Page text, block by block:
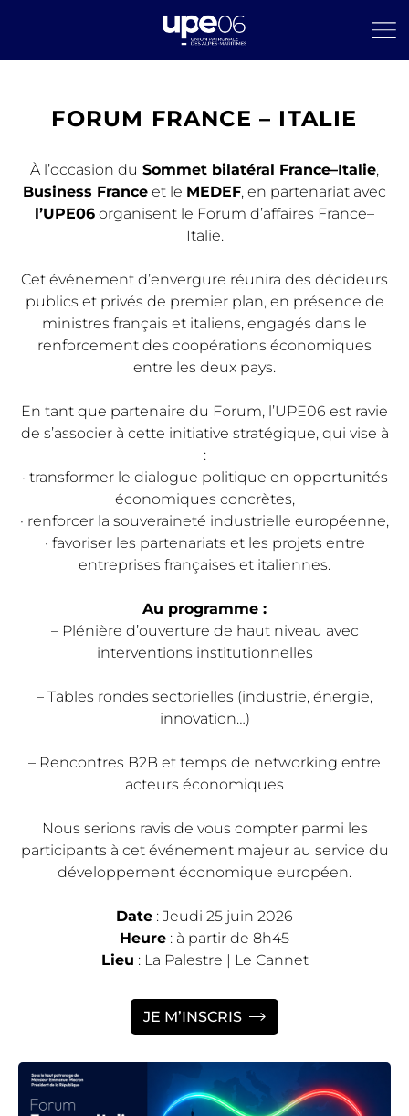
FORUM FRANCE – ITALIE
À l’occasion du Sommet bilatéral France–Italie,
Business France et le MEDEF, en partenariat avec
l’UPE06 organisent le Forum d’affaires France–
Italie.
Cet événement d’envergure réunira des décideurs
publics et privés de premier plan, en présence de
ministres français et italiens, engagés dans le
renforcement des coopérations économiques
entre les deux pays.
En tant que partenaire du Forum, l’UPE06 est ravie
de s’associer à cette initiative stratégique, qui vise à
:
· transformer le dialogue politique en opportunités
économiques concrètes,
· renforcer la souveraineté industrielle européenne,
· favoriser les partenariats et les projets entre
entreprises françaises et italiennes.
Au programme :
– Plénière d’ouverture de haut niveau avec
interventions institutionnelles
– Tables rondes sectorielles (industrie, énergie,
innovation…)
– Rencontres B2B et temps de networking entre
acteurs économiques
Nous serions ravis de vous compter parmi les
participants à cet événement majeur au service du
développement économique européen.
Date : Jeudi 25 juin 2026
Heure : à partir de 8h45
Lieu : La Palestre | Le Cannet
JE M’INSCRIS